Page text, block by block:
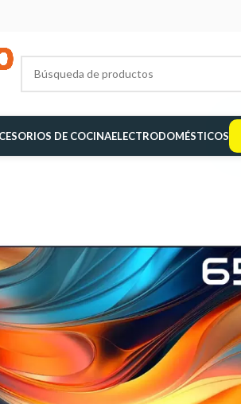
DE COCINAELECTRODOMÉSTICOS